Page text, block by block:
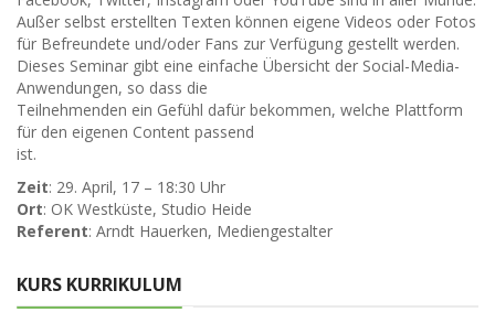
Außer selbst erstellten Texten können eigene Videos oder Fotos
für Befreundete und/oder Fans zur Verfügung gestellt werden.
Dieses Seminar gibt eine einfache Übersicht der Social-Media-
Anwendungen, so dass die
Teilnehmenden ein Gefühl dafür bekommen, welche Plattform
für den eigenen Content passend
ist.
Zeit: 29. April, 17 – 18:30 Uhr
Ort: OK Westküste, Studio Heide
Referent: Arndt Hauerken, Mediengestalter
KURS KURRIKULUM